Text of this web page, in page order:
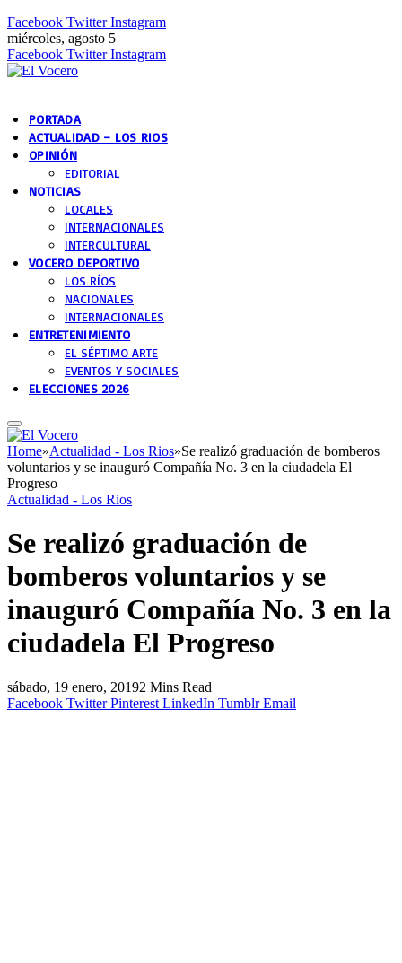
Facebook Twitter Instagram
miércoles, agosto 5
Facebook Twitter Instagram
PORTADA
ACTUALIDAD – LOS RIOS
OPINIÓN
EDITORIAL
NOTICIAS
LOCALES
INTERNACIONALES
INTERCULTURAL
VOCERO DEPORTIVO
LOS RÍOS
NACIONALES
INTERNACIONALES
ENTRETENIMIENTO
EL SÉPTIMO ARTE
EVENTOS Y SOCIALES
ELECCIONES 2026
Home»Actualidad - Los Rios»Se realizó graduación de bomberos
voluntarios y se inauguró Compañía No. 3 en la ciudadela El
Progreso
Actualidad - Los Rios
Se realizó graduación de
bomberos voluntarios y se
inauguró Compañía No. 3 en la
ciudadela El Progreso
sábado, 19 enero, 20192 Mins Read
Facebook Twitter Pinterest LinkedIn Tumblr Email